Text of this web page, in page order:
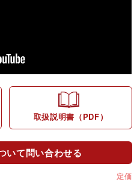
取扱説明書（PDF）
いて問い合わせる
定価